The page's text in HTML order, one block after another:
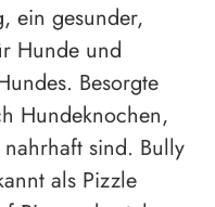
ein gesunder,
Hunde und
Besorgte
Hundeknochen,
sind. Bully
als Pizzle